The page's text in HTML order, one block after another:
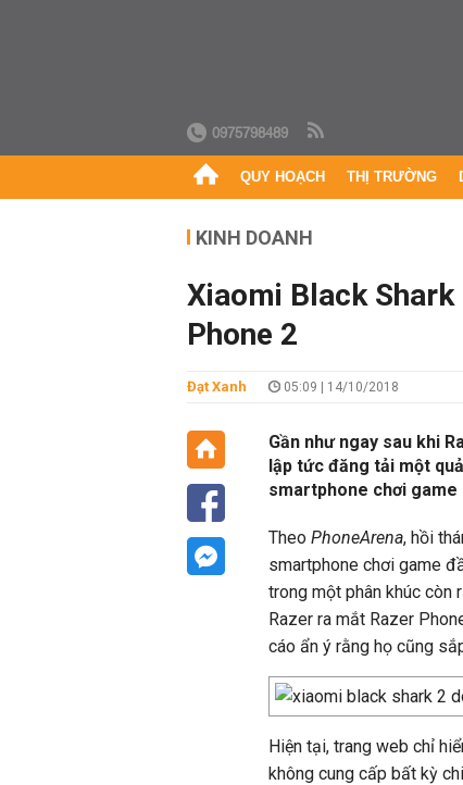
0975798489
QUY HOẠCH THỊ TRƯỜNG
KINH DOANH
Xiaomi Black
Phone 2
Đạt Xanh 05:09 | 14/10/2018
Gần như ngay sau khi
lập tức đăng tải một
smartphone chơi game
Theo PhoneArena, hồi
smartphone chơi game
trong một phân khúc còn
Razer ra mắt Razer
cáo ẩn ý rằng họ cũng
Hiện tại, trang web chỉ
không cung cấp bất kỳ